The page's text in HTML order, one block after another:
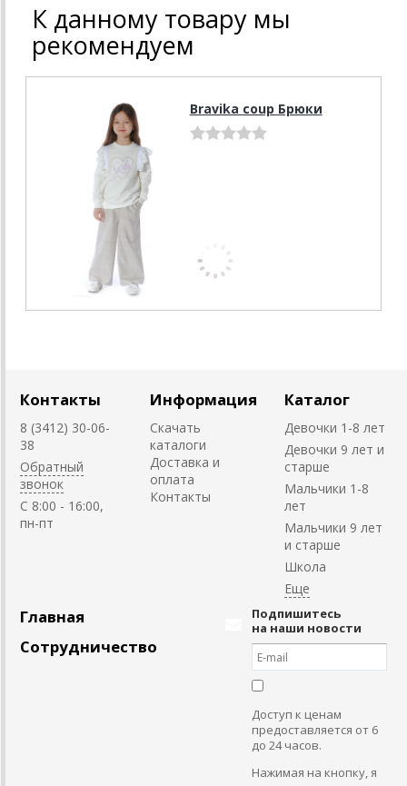
К данному товару мы
рекомендуем
Bravika coup Брюки
Контакты
8 (3412) 30-06-
38
Обратный
звонок
C 8:00 - 16:00,
пн-пт
Информация
Скачать
каталоги
Доставка и
оплата
Контакты
Каталог
Девочки 1-8 лет
Девочки 9 лет и
старше
Мальчики 1-8
лет
Мальчики 9 лет
и старше
Школа
Главная
Сотрудничество
Подпишитесь
на наши новости
Доступ к ценам
предоставляется от 6
до 24 часов.
Нажимая на кнопку, я